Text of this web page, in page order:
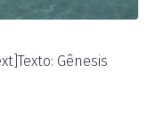
Gênesis